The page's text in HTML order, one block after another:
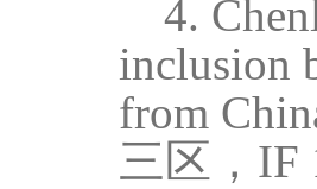
4.
inclusion
from
三区， IF